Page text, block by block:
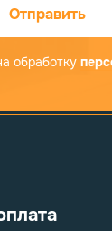
Отправить
обработку